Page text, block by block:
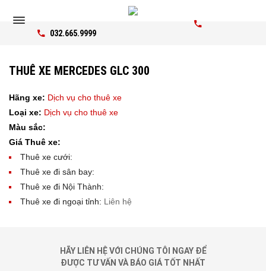
032.665.9999
THUÊ XE MERCEDES GLC 300
Hãng xe: Dịch vụ cho thuê xe
Loại xe: Dịch vụ cho thuê xe
Màu sắc:
Giá Thuê xe:
Thuê xe cưới:
Thuê xe đi sân bay:
Thuê xe đi Nội Thành:
Thuê xe đi ngoại tỉnh: Liên hệ
HÃY LIÊN HỆ VỚI CHÚNG TÔI NGAY ĐỂ
ĐƯỢC TƯ VẤN VÀ BÁO GIÁ TỐT NHẤT